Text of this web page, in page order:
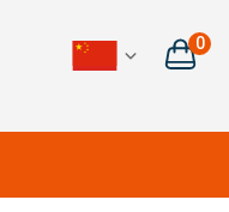
0